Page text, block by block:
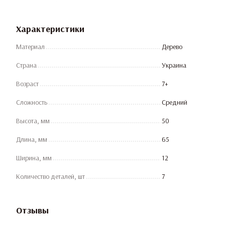
Характеристики
Материал Дерево
Страна Украина
Возраст 7+
Сложность Средний
Высота, мм 50
Длина, мм 65
Ширина, мм 12
Количество деталей, шт 7
Отзывы